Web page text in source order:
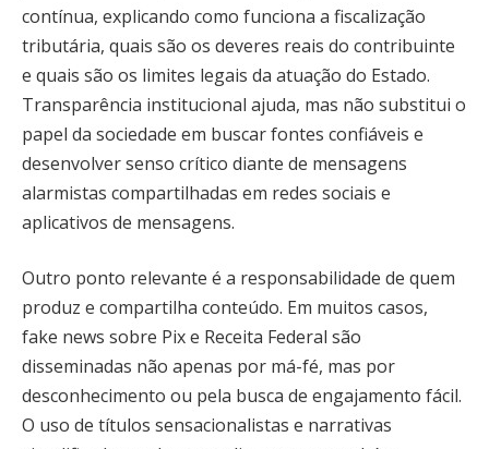
contínua, explicando como funciona a fiscalização
tributária, quais são os deveres reais do contribuinte
e quais são os limites legais da atuação do Estado.
Transparência institucional ajuda, mas não substitui o
papel da sociedade em buscar fontes confiáveis e
desenvolver senso crítico diante de mensagens
alarmistas compartilhadas em redes sociais e
aplicativos de mensagens.
Outro ponto relevante é a responsabilidade de quem
produz e compartilha conteúdo. Em muitos casos,
fake news sobre Pix e Receita Federal são
disseminadas não apenas por má-fé, mas por
desconhecimento ou pela busca de engajamento fácil.
O uso de títulos sensacionalistas e narrativas